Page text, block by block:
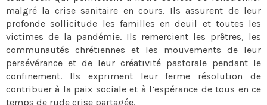
malgré la crise sanitaire en cours. Ils assurent de leur
profonde sollicitude les familles en deuil et toutes les
victimes de la pandémie. Ils remercient les prêtres, les
communautés chrétiennes et les mouvements de leur
persévérance et de leur créativité pastorale pendant le
confinement. Ils expriment leur ferme résolution de
contribuer à la paix sociale et à l’espérance de tous en ce
temps de rude crise partagée.